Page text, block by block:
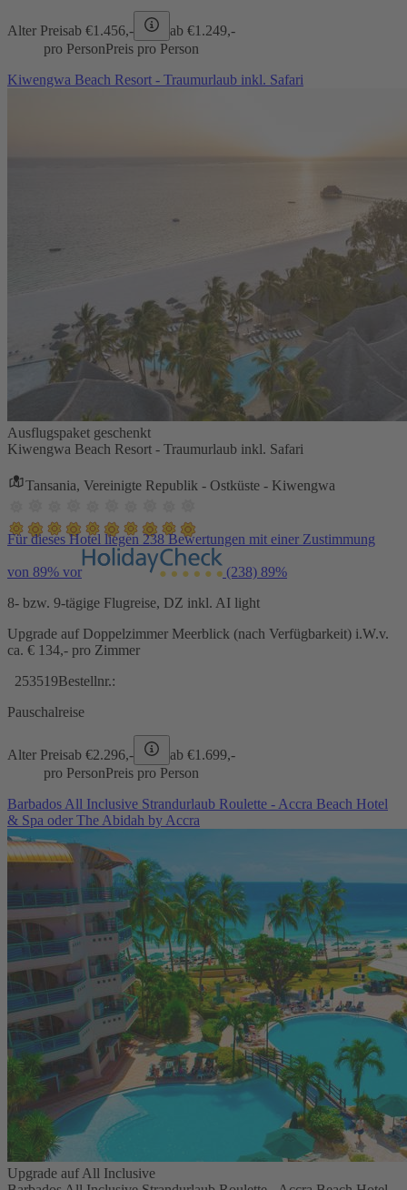
Alter Preisab €1.456,- ab €1.249,-
pro PersonPreis pro Person
Kiwengwa Beach Resort - Traumurlaub inkl. Safari
Ausflugspaket geschenkt
Kiwengwa Beach Resort - Traumurlaub inkl. Safari
Tansania, Vereinigte Republik - Ostküste - Kiwengwa
Für dieses Hotel liegen 238 Bewertungen mit einer Zustimmung
von 89% vor (238) 89%
8- bzw. 9-tägige Flugreise, DZ inkl. AI light
Upgrade auf Doppelzimmer Meerblick (nach Verfügbarkeit) i.W.v.
ca. € 134,- pro Zimmer
253519Bestellnr.:
Pauschalreise
Alter Preisab €2.296,- ab €1.699,-
pro PersonPreis pro Person
Barbados All Inclusive Strandurlaub Roulette - Accra Beach Hotel
& Spa oder The Abidah by Accra
Upgrade auf All Inclusive